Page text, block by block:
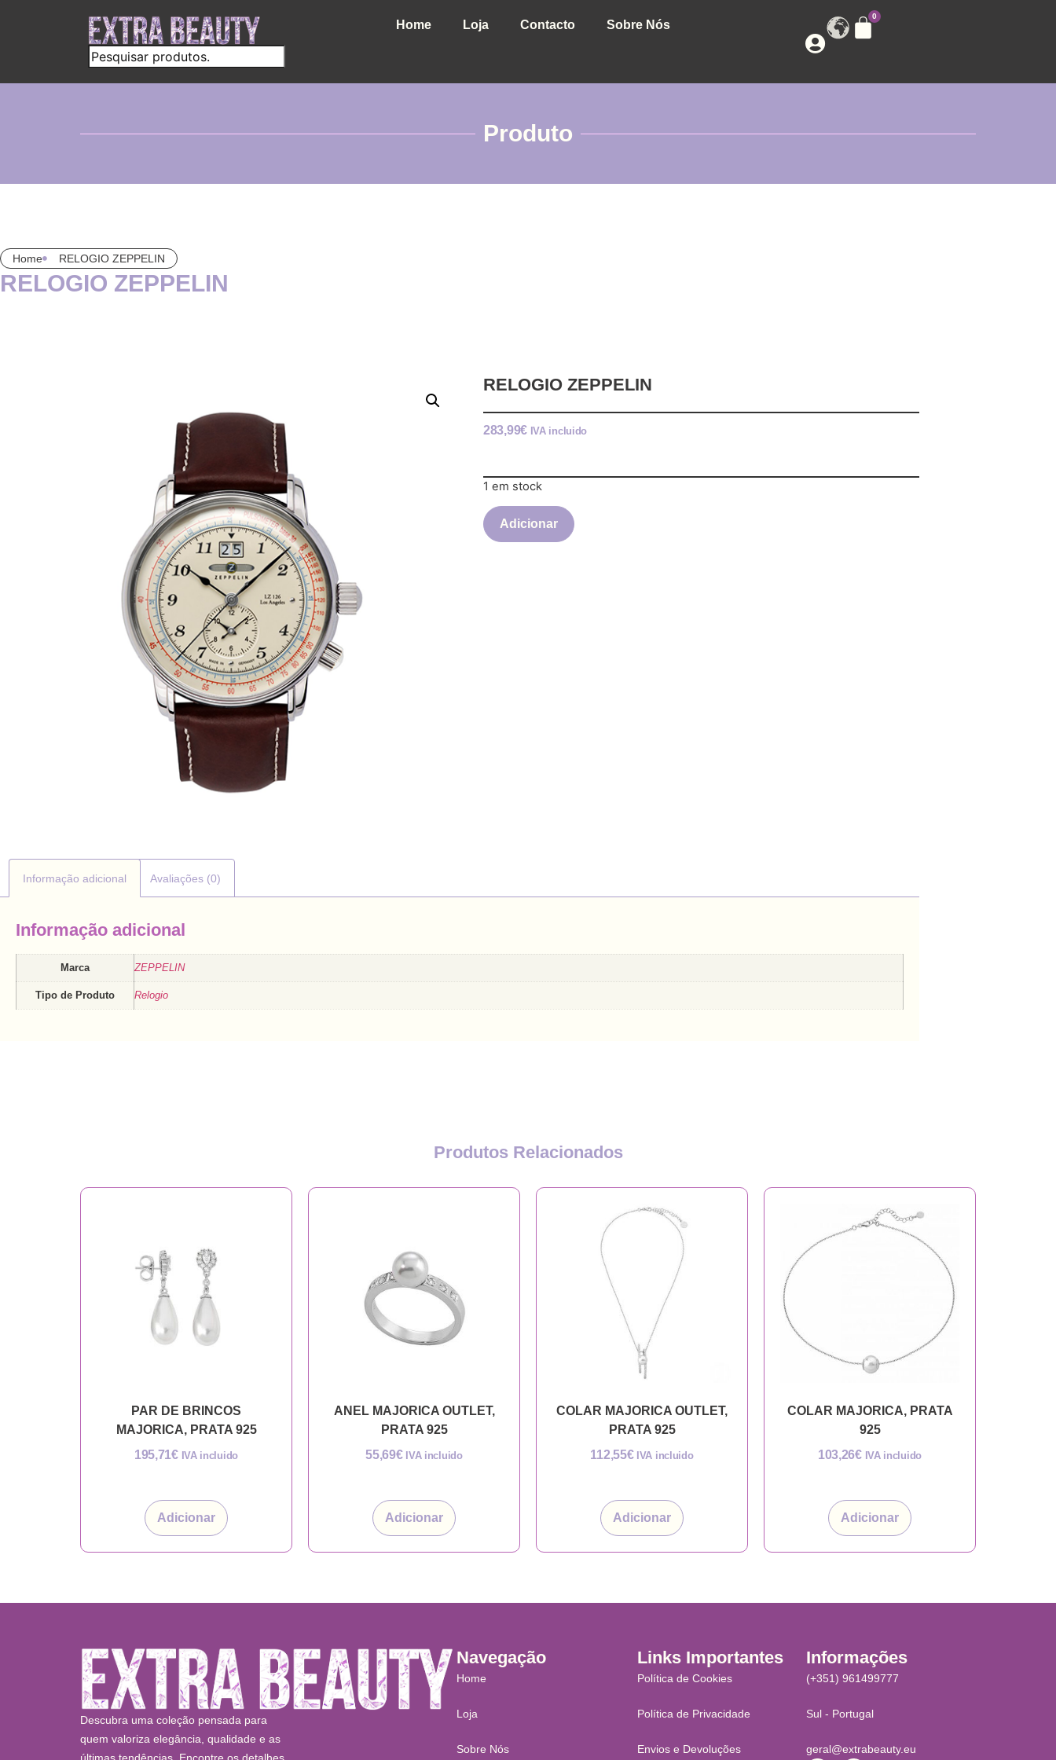
Home Loja Contacto Sobre Nós
Produto
Home RELOGIO ZEPPELIN
RELOGIO ZEPPELIN
RELOGIO ZEPPELIN
283,99€ IVA incluido
1 em stock
Adicionar
Informação adicional Avaliações (0)
Informação adicional
Marca ZEPPELIN
Tipo de Produto Relogio
Produtos Relacionados
PAR DE BRINCOS
MAJORICA, PRATA 925
195,71€ IVA incluido
Adicionar
ANEL MAJORICA OUTLET,
PRATA 925
55,69€ IVA incluido
Adicionar
COLAR MAJORICA OUTLET,
PRATA 925
112,55€ IVA incluido
Adicionar
COLAR MAJORICA, PRATA
925
103,26€ IVA incluido
Adicionar
Descubra uma coleção pensada para
quem valoriza elegância, qualidade e as
Navegação
Home
Loja
Sobre Nós
Links Importantes
Política de Cookies
Política de Privacidade
Envios e Devoluções
Informações
(+351) 961499777
Sul - Portugal
geral@extrabeauty.eu